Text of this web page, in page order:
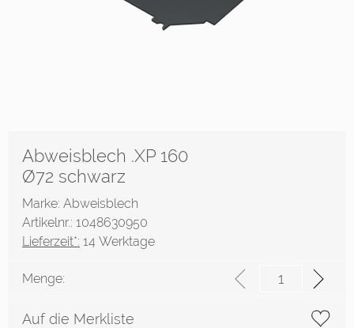
Abweisblech .XP 160
Ø72 schwarz
Marke: Abweisblech
Artikelnr.: 1048630950
Lieferzeit*: 14 Werktage
Menge:
Auf die Merkliste